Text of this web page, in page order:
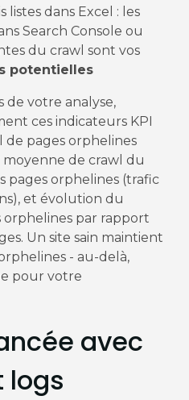
listes dans Excel : les
Search Console ou
du crawl sont vos
potentielles
de votre analyse,
ces indicateurs KPI
pages orphelines
de crawl du
pages orphelines (trafic
et évolution du
par rapport
Un site sain maintient
- au-delà,
pour votre
avec
logs